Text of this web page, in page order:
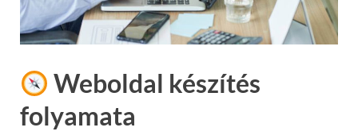
Weboldal készítés
folyamata